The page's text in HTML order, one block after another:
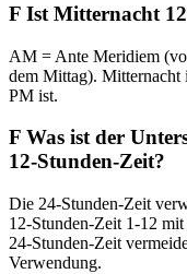
F Ist Mitternacht
AM = Ante Meridiem
dem Mittag).
PM ist.
F Was ist der
12-Stunden-Zeit?
Die 24-Stunden-Zeit
12-Stunden-Zeit 1-12
24-Stunden-Zeit
Verwendung.